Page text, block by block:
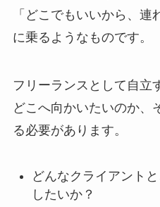
「どこでもいいから、
に乗るようなものです。
フリーランスとして自立
どこへ向かいたいのか、
る必要があります。
どんなクライアント
したいか？